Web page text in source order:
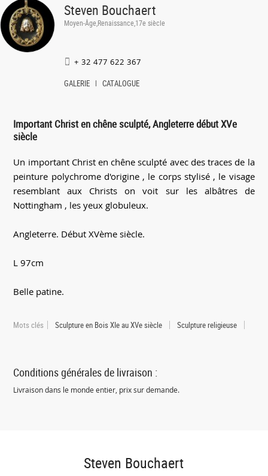
Steven Bouchaert
Moyen-Âge,Renaissance,17e siècle
+ 32 477 622 367
GALERIE CATALOGUE
Important Christ en chêne sculpté, Angleterre début XVe
siècle
Un important Christ en chêne sculpté avec des traces de la
peinture polychrome d'origine , le corps stylisé , le visage
resemblant aux Christs on voit sur les albâtres de
Nottingham , les yeux globuleux.
Angleterre. Début XVème siècle.
L 97cm
Belle patine.
Mots clés Sculpture en Bois XIe au XVe siècle Sculpture religieuse
Conditions générales de livraison :
Livraison dans le monde entier, prix sur demande.
Steven Bouchaert